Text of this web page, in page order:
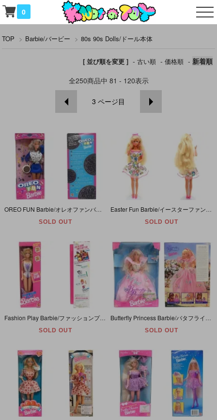
0
TOP > Barbie/バービー > 80s 90s Dolls/ドール本体
[ 並び順を変更 ] - 古い順 - 価格順 - 新着順
全250商品中 81 - 120表示
3 ページ目
OREO FUN Barbie/オレオファンバービー・1997年
SOLD OUT SOLD OUT
Fashion Play Barbie/ファッションプレイバービー・1990年
SOLD OUT SOLD OUT